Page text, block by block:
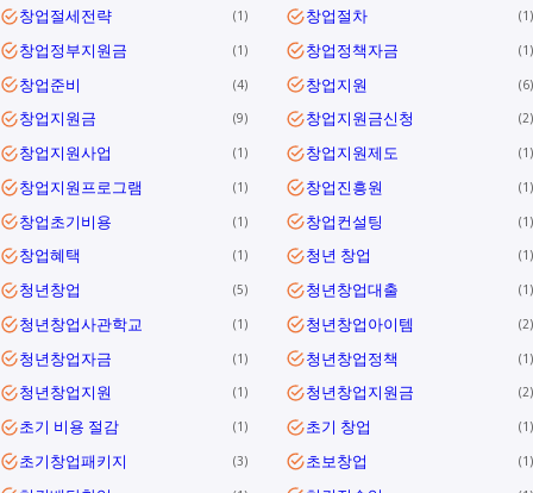
창업절세전략 1 창업절차 1
창업정부지원금 1 창업정책자금 1
창업준비 4 창업지원 6
창업지원금 9 창업지원금신청 2
창업지원사업 1 창업지원제도 1
창업지원프로그램 1 창업진흥원 1
창업초기비용 1 창업컨설팅 1
창업혜택 1 청년 창업 1
청년창업 5 청년창업대출 1
청년창업사관학교 1 청년창업아이템 2
청년창업자금 1 청년창업정책 1
청년창업지원 1 청년창업지원금 2
초기 비용 절감 1 초기 창업 1
초기창업패키지 3 초보창업 1